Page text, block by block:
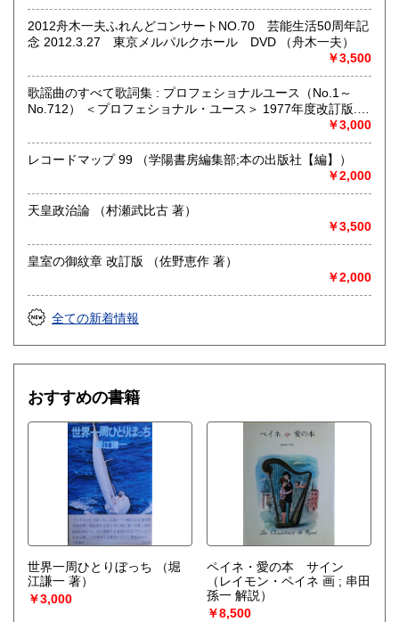
2012舟木一夫ふれんどコンサートNO.70 芸能生活50周年記
念 2012.3.27 東京メルパルクホール DVD （舟木一夫）
￥3,500
歌謡曲のすべて歌詞集 : プロフェショナルユース（No.1～
No.712） ＜プロフェショナル・ユース＞ 1977年度改訂版.
￥3,000
レコードマップ 99 （学陽書房編集部;本の出版社【編】）
￥2,000
天皇政治論 （村瀬武比古 著）
￥3,500
皇室の御紋章 改訂版 （佐野恵作 著）
￥2,000
全ての新着情報
おすすめの書籍
世界一周ひとりぼっち
（堀
江謙一 著）
￥3,000
ペイネ・愛の本 サイン
（レイモン・ペイネ 画 ; 串田
孫一 解説）
￥8,500